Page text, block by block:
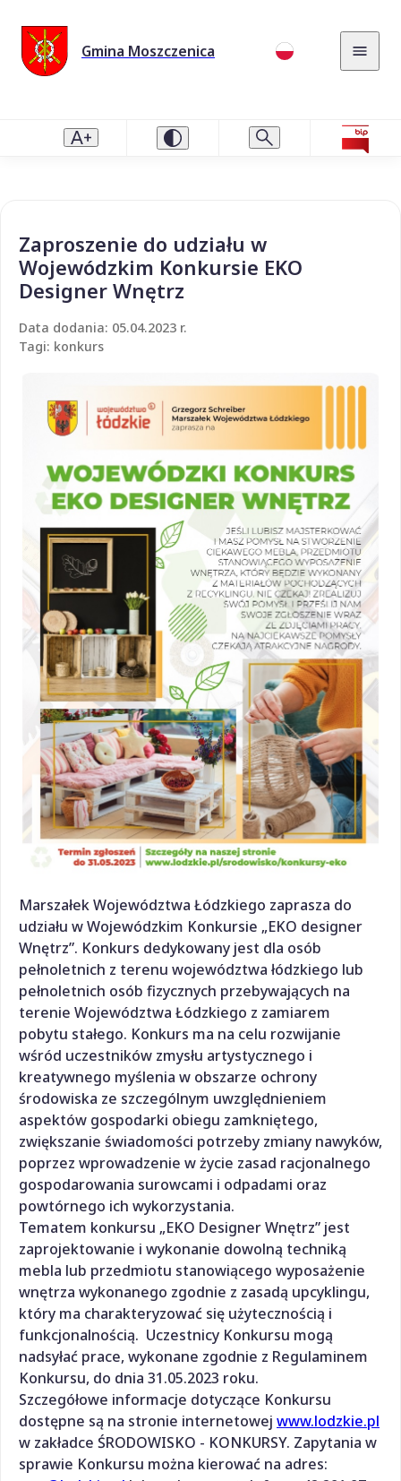
Gmina Moszczenica
Zaproszenie do udziału w
Wojewódzkim Konkursie EKO
Designer Wnętrz
Data dodania: 05.04.2023 r.
Tagi: konkurs
Marszałek Województwa Łódzkiego zaprasza do
udziału w Wojewódzkim Konkursie „EKO designer
Wnętrz”. Konkurs dedykowany jest dla osób
pełnoletnich z terenu województwa łódzkiego lub
pełnoletnich osób fizycznych przebywających na
terenie Województwa Łódzkiego z zamiarem
pobytu stałego. Konkurs ma na celu rozwijanie
wśród uczestników zmysłu artystycznego i
kreatywnego myślenia w obszarze ochrony
środowiska ze szczególnym uwzględnieniem
aspektów gospodarki obiegu zamkniętego,
zwiększanie świadomości potrzeby zmiany nawyków,
poprzez wprowadzenie w życie zasad racjonalnego
gospodarowania surowcami i odpadami oraz
powtórnego ich wykorzystania.
Tematem konkursu „EKO Designer Wnętrz” jest
zaprojektowanie i wykonanie dowolną techniką
mebla lub przedmiotu stanowiącego wyposażenie
wnętrza wykonanego zgodnie z zasadą upcyklingu,
który ma charakteryzować się użytecznością i
funkcjonalnością. Uczestnicy Konkursu mogą
nadsyłać prace, wykonane zgodnie z Regulaminem
Konkursu, do dnia 31.05.2023 roku.
Szczegółowe informacje dotyczące Konkursu
dostępne są na stronie internetowej www.lodzkie.pl
w zakładce ŚRODOWISKO - KONKURSY. Zapytania w
sprawie Konkursu można kierować na adres: